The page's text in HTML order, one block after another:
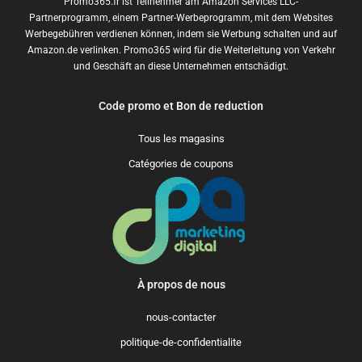
Partnerprogramm, einem Partner-Werbeprogramm, mit dem Websites
Werbegebühren verdienen können, indem sie Werbung schalten und auf
Amazon.de verlinken. Promo365 wird für die Weiterleitung von Verkehr
und Geschäft an diese Unternehmen entschädigt.
Code promo et Bon de reduction
Tous les magasins
Catégories de coupons
À propos de nous
nous-contacter
politique-de-confidentialite